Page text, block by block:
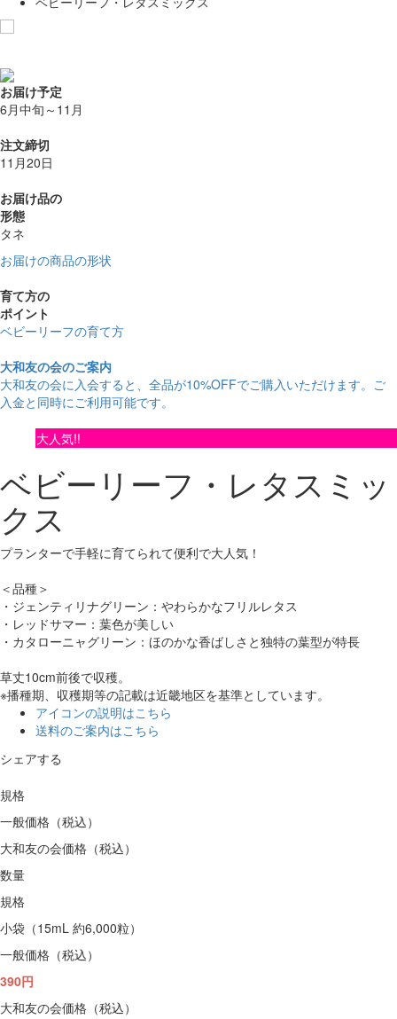
お届け予定
6月中旬～11月
注文締切
11月20日
お届け品の
形態
タネ
お届けの商品の形状
育て方の
ポイント
ベビーリーフの育て方
大和友の会のご案内
大和友の会に入会すると、 全品が10%OFFでご購入いただけます。ご
入金と同時にご利用可能です。
大人気!!
ベビーリーフ・レタスミッ
クス
プランターで手軽に育てられて便利で大人気！
＜品種＞
・ジェンティリナグリーン：やわらかなフリルレタス
・レッドサマー：葉色が美しい
・カタローニャグリーン：ほのかな香ばしさと独特の葉型が特長
草丈10cm前後で収穫。
※播種期、収穫期等の記載は近畿地区を基準としています。
アイコンの説明はこちら
送料のご案内はこちら
シェアする
規格
一般価格（税込）
大和友の会価格（税込）
数量
規格
小袋（15mL 約6,000粒）
一般価格（税込）
390円
大和友の会価格（税込）